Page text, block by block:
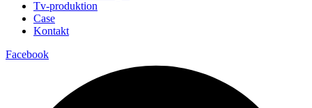
Tv-produktion
Case
Kontakt
Facebook